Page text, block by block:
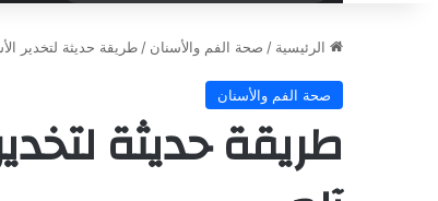
الرئيسية / صحة الفم والأسنان / طريقة حديثة لتخدير
صحة الفم والأسنان
طريقة حديثة